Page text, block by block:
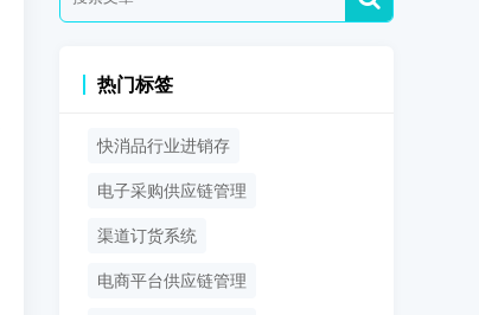
热门标签
快消品行业进销存
电子采购供应链管理
渠道订货系统
电商平台供应链管理